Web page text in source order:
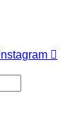
Instagram